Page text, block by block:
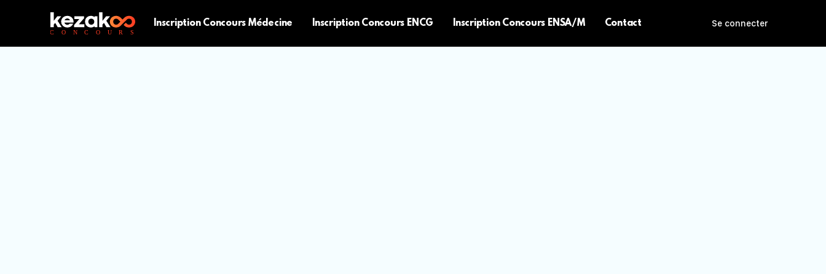
Inscription Concours Médecine Inscription Concours ENCG Inscription Concours ENSA/M Contact Se connecter